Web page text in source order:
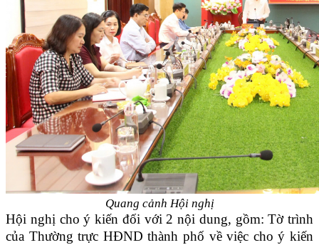
Quang cảnh Hội nghị
Hội nghị cho ý kiến đối với 2 nội dung, gồm: Tờ trình
của Thường trực HĐND thành phố về việc cho ý kiến